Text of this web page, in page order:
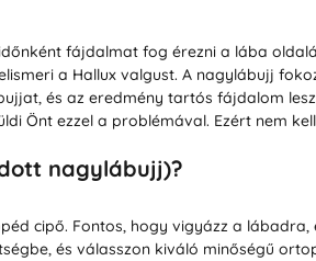
fájdalmat fog érezni a lába
a Hallux valgust. A nagylábujj
és az eredmény tartós fájdalom
Önt ezzel a problémával. Ezért nem
nagylábujj)?
cipő. Fontos, hogy vigyázz a
és válasszon kiváló minőségű